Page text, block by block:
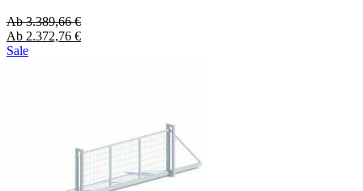
Ab3.389,66€
Ab 2.372,76 €
Sale